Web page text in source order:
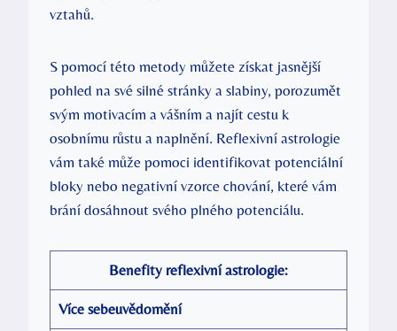
vztahů.
S pomocí ‌této‍ metody můžete získat jasnější
pohled na‌ své silné stránky a slabiny, ⁢porozumět
svým ‌motivacím a vášním‍ a najít cestu k
osobnímu růstu a naplnění. Reflexivní ​astrologie
vám ⁢také může pomoci identifikovat potenciální
⁣bloky nebo ‌negativní vzorce chování, které vám
brání dosáhnout ⁣svého plného potenciálu.
Benefity reflexivní astrologie:
Více sebeuvědomění